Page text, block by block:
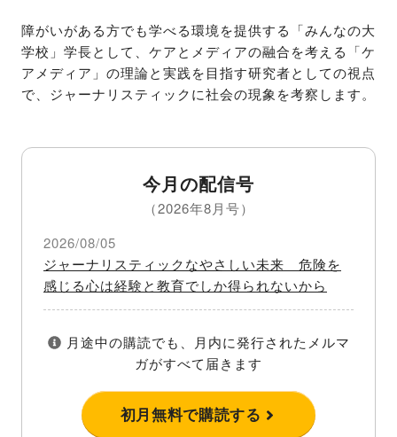
障がいがある方でも学べる環境を提供する「みんなの大
学校」学長として、ケアとメディアの融合を考える「ケ
アメディア」の理論と実践を目指す研究者としての視点
で、ジャーナリスティックに社会の現象を考察します。
今月の配信号
（2026年8月号）
2026/08/05
ジャーナリスティックなやさしい未来 危険を
感じる心は経験と教育でしか得られないから
月途中の購読でも、月内に発行されたメルマ
ガがすべて届きます
初月無料で購読する